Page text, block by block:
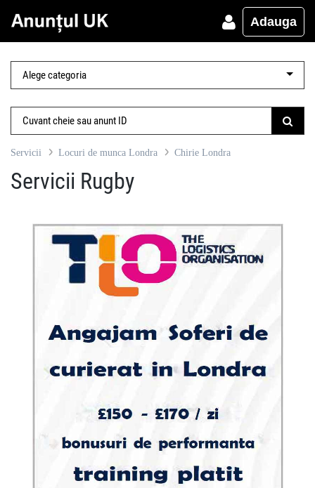
Adauga
Servicii Locuri de munca Londra Chirie Londra
Servicii Rugby